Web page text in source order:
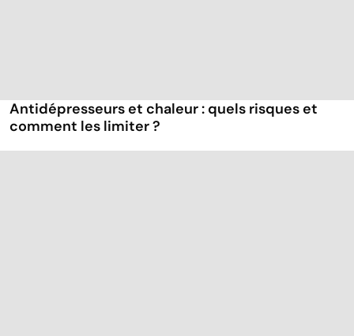
Antidépresseurs et chaleur : quels risques et
comment les limiter ?